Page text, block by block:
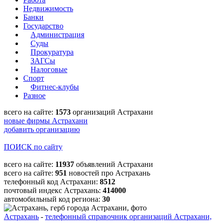
Недвижимость
Банки
Государство
Администрация
Суды
Прокуратура
ЗАГСы
Налоговые
Спорт
Фитнес-клубы
Разное
всего на сайте: 1573 организаций Астрахани
новые фирмы Астрахани
добавить организацию
ПОИСК по сайту
всего на сайте: 11937 объявлений Астрахани
всего на сайте: 951 новостей про Астрахань
телефонный код Астрахани: 8512
почтовый индекс Астрахань: 414000
автомобильный код региона: 30
Астрахань - телефонный справочник организаций Астрахани,